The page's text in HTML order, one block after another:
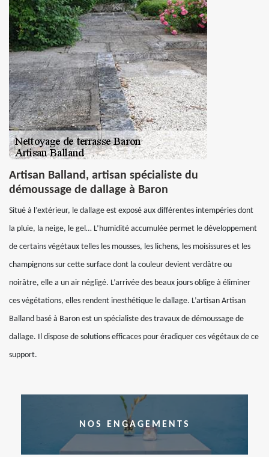
Artisan Balland, artisan spécialiste du
démoussage de dallage à Baron
Situé à l’extérieur, le dallage est exposé aux différentes intempéries dont
la pluie, la neige, le gel… L’humidité accumulée permet le développement
de certains végétaux telles les mousses, les lichens, les moisissures et les
champignons sur cette surface dont la couleur devient verdâtre ou
noirâtre, elle a un air négligé. L’arrivée des beaux jours oblige à éliminer
ces végétations, elles rendent inesthétique le dallage. L’artisan Artisan
Balland basé à Baron est un spécialiste des travaux de démoussage de
dallage. Il dispose de solutions efficaces pour éradiquer ces végétaux de ce
support.
NOS ENGAGEMENTS